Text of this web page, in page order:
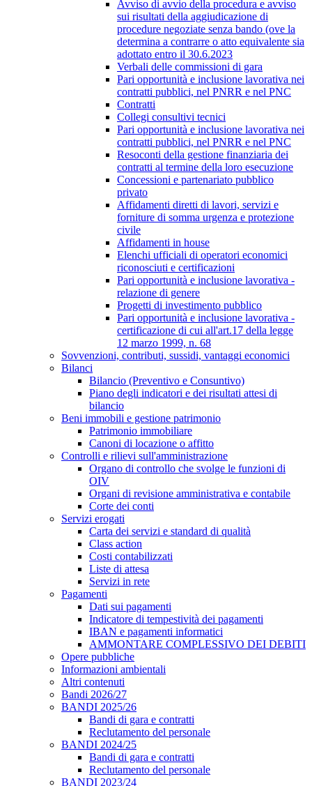
Avviso di avvio della procedura e avviso
sui risultati della aggiudicazione di
procedure negoziate senza bando (ove la
determina a contrarre o atto equivalente sia
adottato entro il 30.6.2023
Verbali delle commissioni di gara
Pari opportunità e inclusione lavorativa nei
contratti pubblici, nel PNRR e nel PNC
Contratti
Collegi consultivi tecnici
Pari opportunità e inclusione lavorativa nei
contratti pubblici, nel PNRR e nel PNC
Resoconti della gestione finanziaria dei
contratti al termine della loro esecuzione
Concessioni e partenariato pubblico
privato
Affidamenti diretti di lavori, servizi e
forniture di somma urgenza e protezione
civile
Affidamenti in house
Elenchi ufficiali di operatori economici
riconosciuti e certificazioni
Pari opportunità e inclusione lavorativa -
relazione di genere
Progetti di investimento pubblico
Pari opportunità e inclusione lavorativa -
certificazione di cui all'art.17 della legge
12 marzo 1999, n. 68
Sovvenzioni, contributi, sussidi, vantaggi economici
Bilanci
Bilancio (Preventivo e Consuntivo)
Piano degli indicatori e dei risultati attesi di
bilancio
Beni immobili e gestione patrimonio
Patrimonio immobiliare
Canoni di locazione o affitto
Controlli e rilievi sull'amministrazione
Organo di controllo che svolge le funzioni di
OIV
Organi di revisione amministrativa e contabile
Corte dei conti
Servizi erogati
Carta dei servizi e standard di qualità
Class action
Costi contabilizzati
Liste di attesa
Servizi in rete
Pagamenti
Dati sui pagamenti
Indicatore di tempestività dei pagamenti
IBAN e pagamenti informatici
AMMONTARE COMPLESSIVO DEI DEBITI
Opere pubbliche
Informazioni ambientali
Altri contenuti
Bandi 2026/27
BANDI 2025/26
Bandi di gara e contratti
Reclutamento del personale
BANDI 2024/25
Bandi di gara e contratti
Reclutamento del personale
BANDI 2023/24